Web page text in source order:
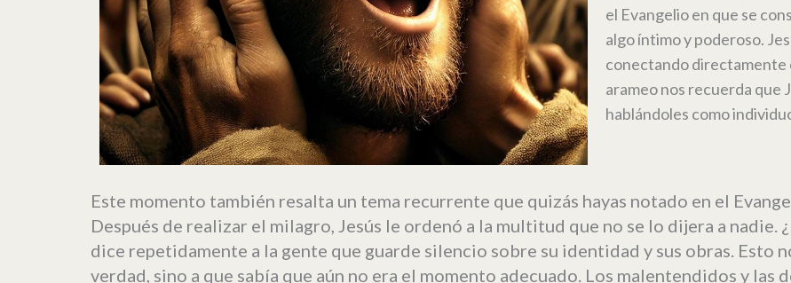
el Evangelio en que se
algo íntimo y poderoso.
conectando directamente
arameo nos recuerda que
hablándoles como
Este momento también resalta un tema recurrente que quizás hayas notado en el
Después de realizar el milagro, Jesús le ordenó a la multitud que no se lo dijera a nadie.
dice repetidamente a la gente que guarde silencio sobre su identidad y sus obras. Esto
verdad, sino a que sabía que aún no era el momento adecuado. Los malentendidos y las